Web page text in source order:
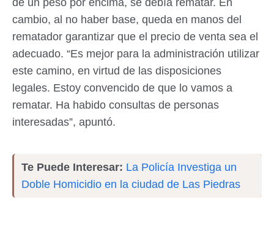
de un peso por encima, se debía rematar. En
cambio, al no haber base, queda en manos del
rematador garantizar que el precio de venta sea el
adecuado. “Es mejor para la administración utilizar
este camino, en virtud de las disposiciones
legales. Estoy convencido de que lo vamos a
rematar. Ha habido consultas de personas
interesadas”, apuntó.
Te Puede Interesar: La Policía Investiga un
Doble Homicidio en la ciudad de Las Piedras